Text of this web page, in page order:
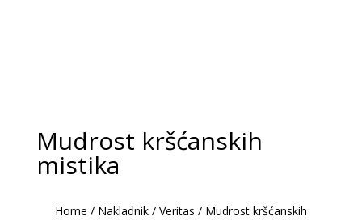
Mudrost kršćanskih
mistika
Home / Nakladnik/ Veritas / Mudrost kršćanskih